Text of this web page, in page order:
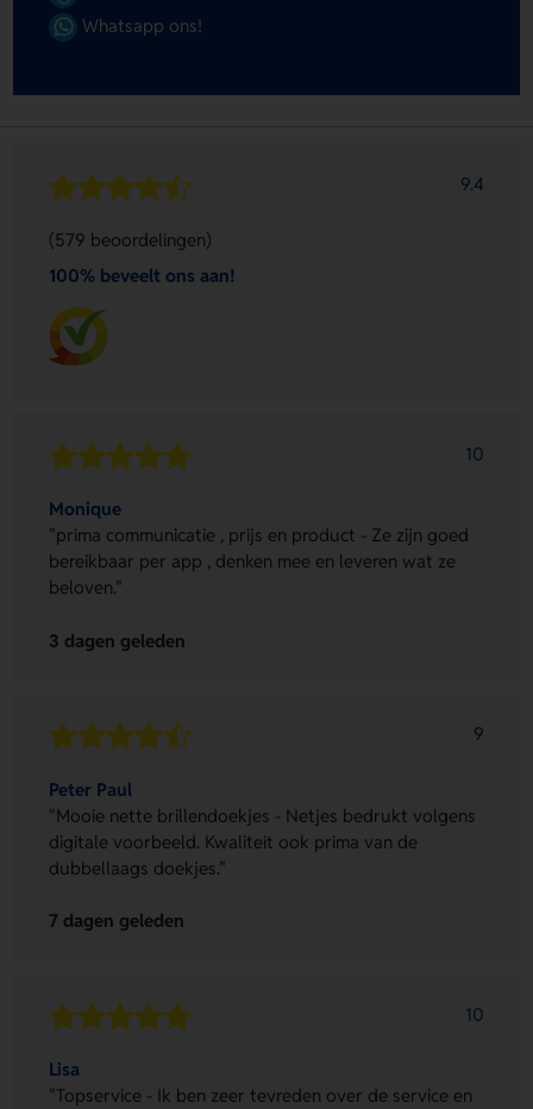
Whatsapp ons!
9.4
(579 beoordelingen)
100% beveelt ons aan!
10
Monique
"prima communicatie , prijs en product - Ze zijn goed
bereikbaar per app , denken mee en leveren wat ze
beloven."
3 dagen geleden
9
Peter Paul
"Mooie nette brillendoekjes - Netjes bedrukt volgens
digitale voorbeeld. Kwaliteit ook prima van de
dubbellaags doekjes."
7 dagen geleden
10
Lisa
"Topservice - Ik ben zeer tevreden over de service en